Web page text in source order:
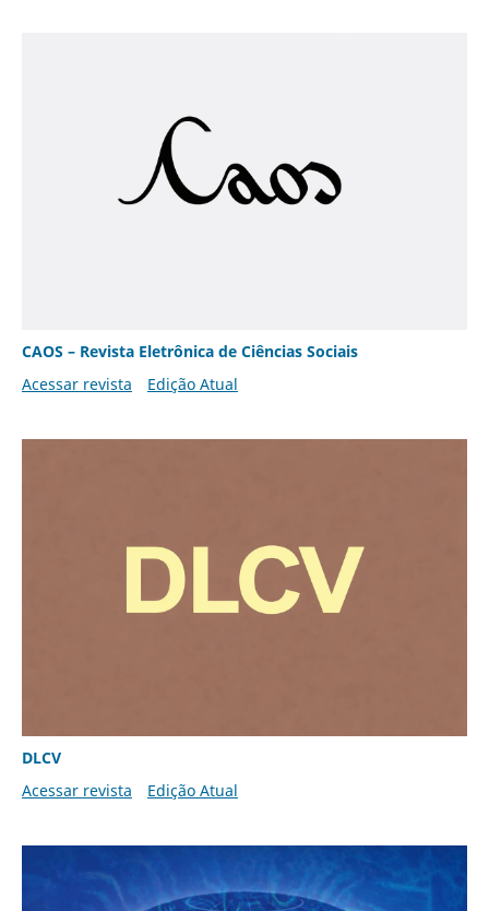
CAOS – Revista Eletrônica de Ciências Sociais
Acessar revista
Edição Atual
DLCV
Acessar revista
Edição Atual